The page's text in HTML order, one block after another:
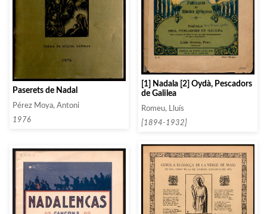
Paserets de Nadal
Pérez Moya, Antoni
1976
[1] Nadala [2] Oydà, Pescadors
de Galilea
Romeu, Lluís
[1894-1932]